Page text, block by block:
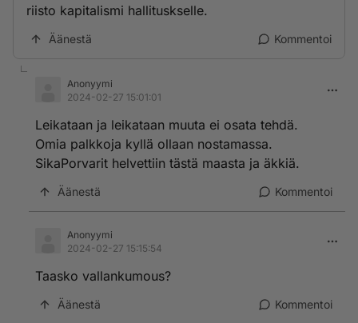
riisto kapitalismi hallituskselle.
Äänestä Kommentoi
Anonyymi
2024-02-27 15:01:01
Leikataan ja leikataan muuta ei osata tehdä.
Omia palkkoja kyllä ollaan nostamassa.
SikaPorvarit helvettiin tästä maasta ja äkkiä.
Äänestä Kommentoi
Anonyymi
2024-02-27 15:15:54
Taasko vallankumous?
Äänestä Kommentoi